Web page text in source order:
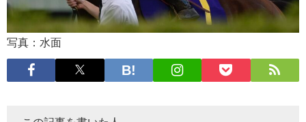
写真：水面